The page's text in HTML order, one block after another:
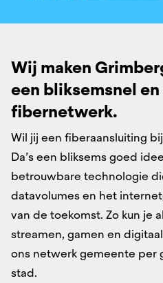
Wij maken
een bliksemsnel
fibernetwerk.​
Wil jij een fiberaansluiting
Da’s een bliksems goed
betrouwbare technologie
datavolumes en het
van de toekomst. Zo kun je
streamen, gamen en
ons netwerk gemeente per
stad.